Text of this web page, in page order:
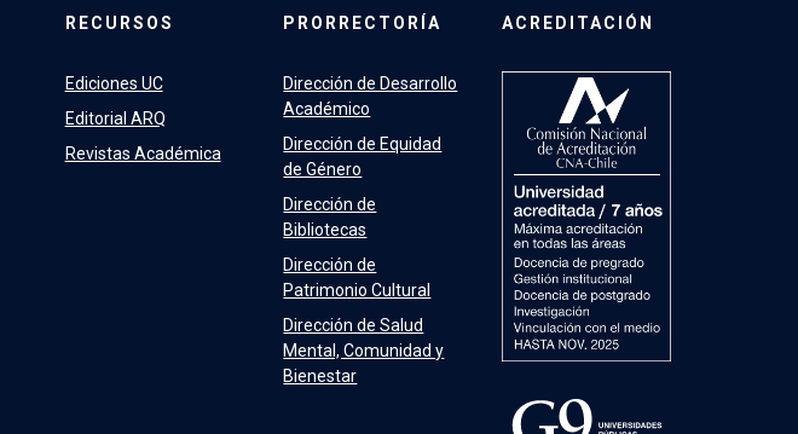
RECURSOS
Ediciones UC
Editorial ARQ
Revistas Académica
PRORRECTORÍA
Dirección de Desarrollo
Académico
Dirección de Equidad
de Género
Dirección de
Bibliotecas
Dirección de
Patrimonio Cultural
Dirección de Salud
Mental, Comunidad y
Bienestar
ACREDITACIÓN